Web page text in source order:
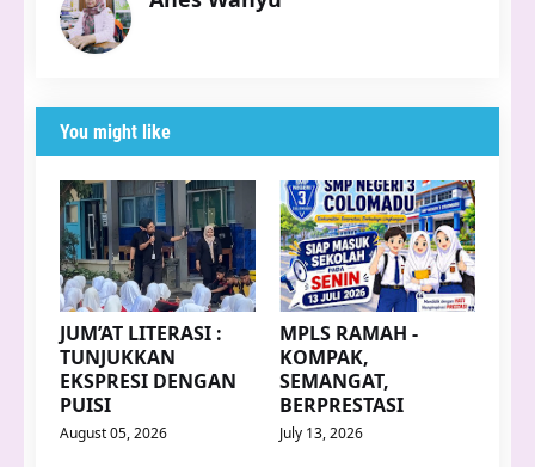
You might like
JUM’AT LITERASI :
TUNJUKKAN
EKSPRESI DENGAN
PUISI
August 05, 2026
MPLS RAMAH -
KOMPAK,
SEMANGAT,
BERPRESTASI
July 13, 2026